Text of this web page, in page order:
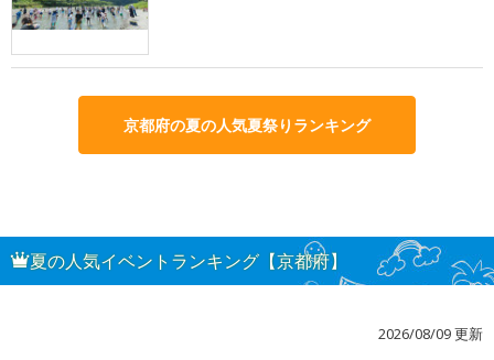
京都府の夏の人気夏祭りランキング
夏の人気イベントランキング【京都府】
2026/08/09 更新